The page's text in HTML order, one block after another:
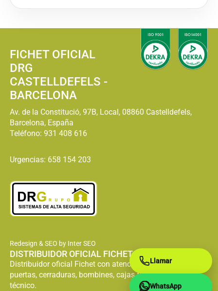
FICHET OFICIAL
DRG
CASTELLDEFELS -
BARCELONA
Av. de la Constitució, 97B, Local, 08860 Castelldefels,
Barcelona, España
Teléfono: 931 408 616
Urgencias: 658 154 203
Redesign & SEO by Inter SEO
DISTRIBUIDOR OFICIAL FICHET
Distribuidor oficial Fichet con atención especializada en
puertas, cerraduras, bombines, cajas fuertes y servicio
técnico.
Llamar
WhatsApp